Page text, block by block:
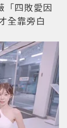
「四敗愛因
全靠旁白